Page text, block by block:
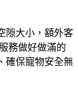
隙大小，額外客
務做好做滿的
確保寵物安全無